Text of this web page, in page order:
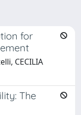
for
CECILIA
The